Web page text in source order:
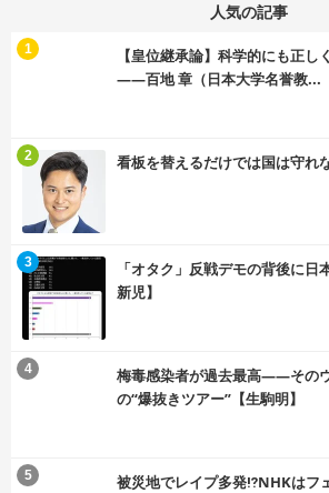
人気の記事
【皇位継承論】科学的にも正し
――百地 章（日本大学名誉教...
1
看板を替えるだけでは国は守れ
2
「オタク」反戦デモの背後に
新児】
3
梅毒感染者が過去最高――その
の“爆抜きツアー”【生駒明】
4
被災地でレイプ多発⁉NHKはフ
5